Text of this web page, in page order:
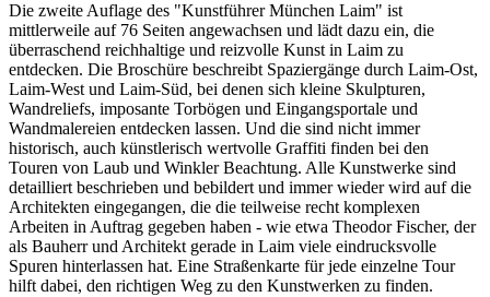
Die zweite Auflage des "Kunstführer München Laim" ist
mittlerweile auf 76 Seiten angewachsen und lädt dazu ein, die
überraschend reichhaltige und reizvolle Kunst in Laim zu
entdecken. Die Broschüre beschreibt Spaziergänge durch Laim-Ost,
Laim-West und Laim-Süd, bei denen sich kleine Skulpturen,
Wandreliefs, imposante Torbögen und Eingangsportale und
Wandmalereien entdecken lassen. Und die sind nicht immer
historisch, auch künstlerisch wertvolle Graffiti finden bei den
Touren von Laub und Winkler Beachtung. Alle Kunstwerke sind
detailliert beschrieben und bebildert und immer wieder wird auf die
Architekten eingegangen, die die teilweise recht komplexen
Arbeiten in Auftrag gegeben haben - wie etwa Theodor Fischer, der
als Bauherr und Architekt gerade in Laim viele eindrucksvolle
Spuren hinterlassen hat. Eine Straßenkarte für jede einzelne Tour
hilft dabei, den richtigen Weg zu den Kunstwerken zu finden.